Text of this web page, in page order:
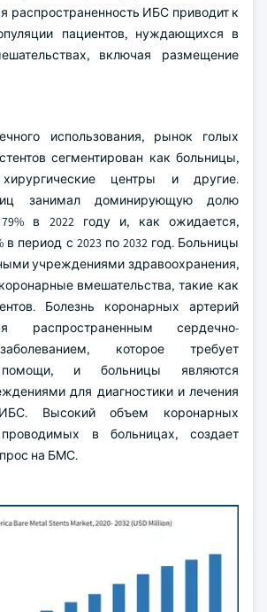
распространенность ИБС приводит к
пациентов, нуждающихся в
включая размещение
использования, рынок голых
сегментирован как больницы,
центры и другие.
занимал доминирующую долю
в 2022 году и, как ожидается,
в период с 2023 по 2032 год. Больницы
учреждениями здравоохранения,
вмешательства, такие как
Болезнь коронарных артерий
распространенным сердечно-
которое требует
помощи, и больницы являются
для диагностики и лечения
Высокий объем коронарных
в больницах, создает
на БМС.